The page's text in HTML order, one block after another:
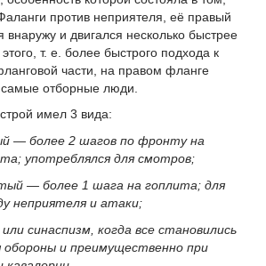
против неприятеля, её правый
внаружу и двигался несколько быстрее
т. е. более быстрого подхода к
части, на правом фланге
отборные люди.
имел 3 вида:
— более 2 шагов по фронту на
употреблялся для смотров;
— более 1 шага на гоплита; для
неприятеля и атаки;
синаспизм, когда все становились
обороны и преимущественно при